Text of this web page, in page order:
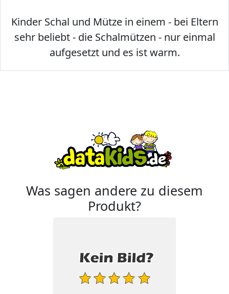
Kinder Schal und Mütze in einem - bei Eltern
sehr beliebt - die Schalmützen - nur einmal
aufgesetzt und es ist warm.
Was sagen andere zu diesem
Produkt?